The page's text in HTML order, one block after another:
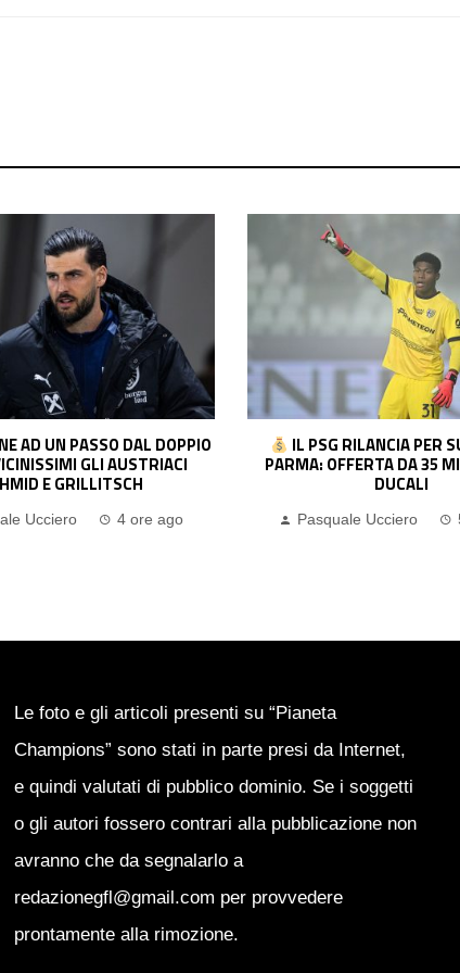
PER SUZUKI DEL
DA 35 MILIONI PER I
DUCALI
Ucciero 5 ore ago
FERGUSON TORNA IN
TORINO CI PENSA:
AGENTI
Pasquale Ucciero
Le foto e gli articoli presenti su “Pianeta
Champions” sono stati in parte presi da Internet,
e quindi valutati di pubblico dominio. Se i soggetti
o gli autori fossero contrari alla pubblicazione non
avranno che da segnalarlo a
redazionegfl@gmail.com per provvedere
prontamente alla rimozione.